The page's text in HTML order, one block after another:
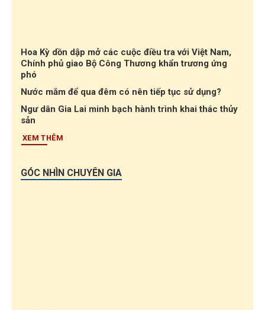
Hoa Kỳ dồn dập mở các cuộc điều tra với Việt Nam,
Chính phủ giao Bộ Công Thương khẩn trương ứng
phó
Nước mắm để qua đêm có nên tiếp tục sử dụng?
Ngư dân Gia Lai minh bạch hành trình khai thác thủy
sản
XEM THÊM
GÓC NHÌN CHUYÊN GIA